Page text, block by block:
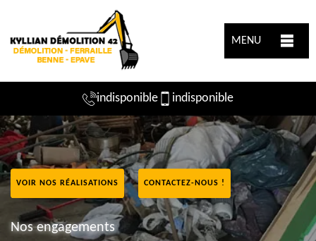
MENU
indisponible indisponible
VOIR NOS RÉALISATIONS CONTACTEZ-NOUS !
Nos engagements